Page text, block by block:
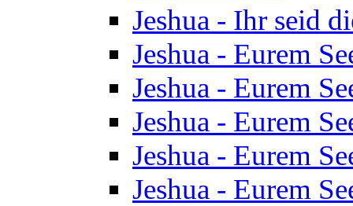
Jeshua - Ihr seid
Jeshua - Eurem
Jeshua - Eurem
Jeshua - Eurem
Jeshua - Eurem
Jeshua - Eurem